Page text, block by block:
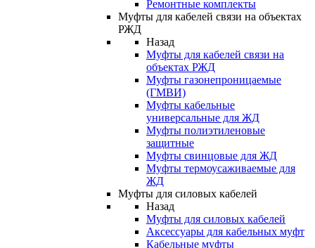
Ремонтные комплекты
Муфты для кабелей связи на объектах
РЖД
Назад
Муфты для кабелей связи на
объектах РЖД
Муфты газонепроницаемые
(ГМВИ)
Муфты кабельные
универсальные для ЖД
Муфты полиэтиленовые
защитные
Муфты свинцовые для ЖД
Муфты термоусаживаемые для
ЖД
Муфты для силовых кабелей
Назад
Муфты для силовых кабелей
Аксессуары для кабельных муфт
Кабельные муфты